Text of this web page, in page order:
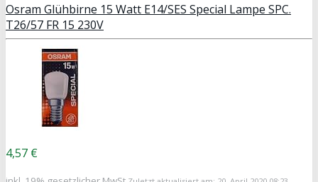
Osram Glühbirne 15 Watt E14/SES Special Lampe SPC.
T26/57 FR 15 230V
4,57 €